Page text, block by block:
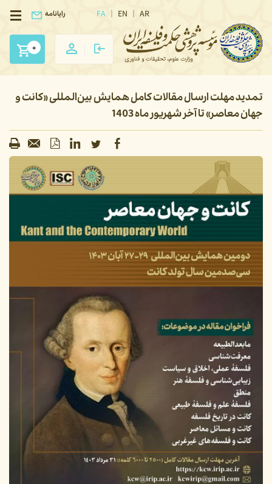
FA EN AR رایانامه
0
تمدید مهلت ارسال مقالات کامل همایش بین‌المللی «کانت و
جهان معاصر» تا آخر شهریور ماه 1403